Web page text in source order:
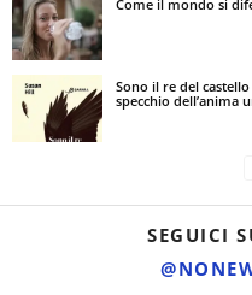
Come il mondo si
Sono il re del
specchio dell’anima
SEGUICI